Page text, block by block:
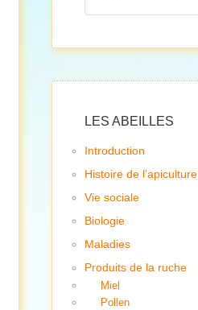
LES ABEILLES
Introduction
Histoire de l’apiculture
Vie sociale
Biologie
Maladies
Produits de la ruche
Miel
Pollen